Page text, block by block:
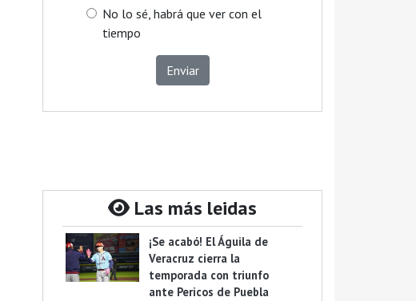
No lo sé, habrá que ver con el
tiempo
Enviar
Las más leidas
¡Se acabó! El Águila de
Veracruz cierra la
temporada con triunfo
ante Pericos de Puebla